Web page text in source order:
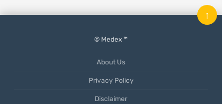
© Medex ™
About Us
Privacy Policy
Disclaimer
↑